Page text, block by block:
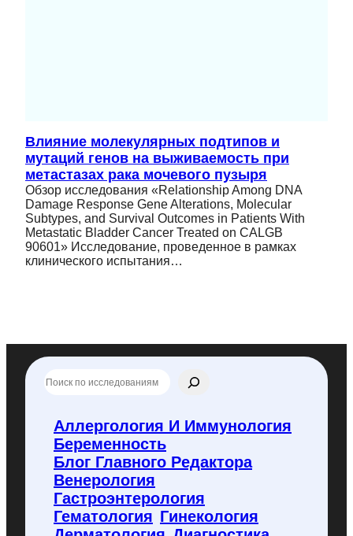
Влияние молекулярных подтипов и
мутаций генов на выживаемость при
метастазах рака мочевого пузыря
Обзор исследования «Relationship Among DNA
Damage Response Gene Alterations, Molecular
Subtypes, and Survival Outcomes in Patients With
Metastatic Bladder Cancer Treated on CALGB
90601» Исследование, проведенное в рамках
клинического испытания…
о
Аллергология И Иммунология
Беременность
Блог Главного Редактора
Венерология
Гастроэнтерология
Гематология Гинекология